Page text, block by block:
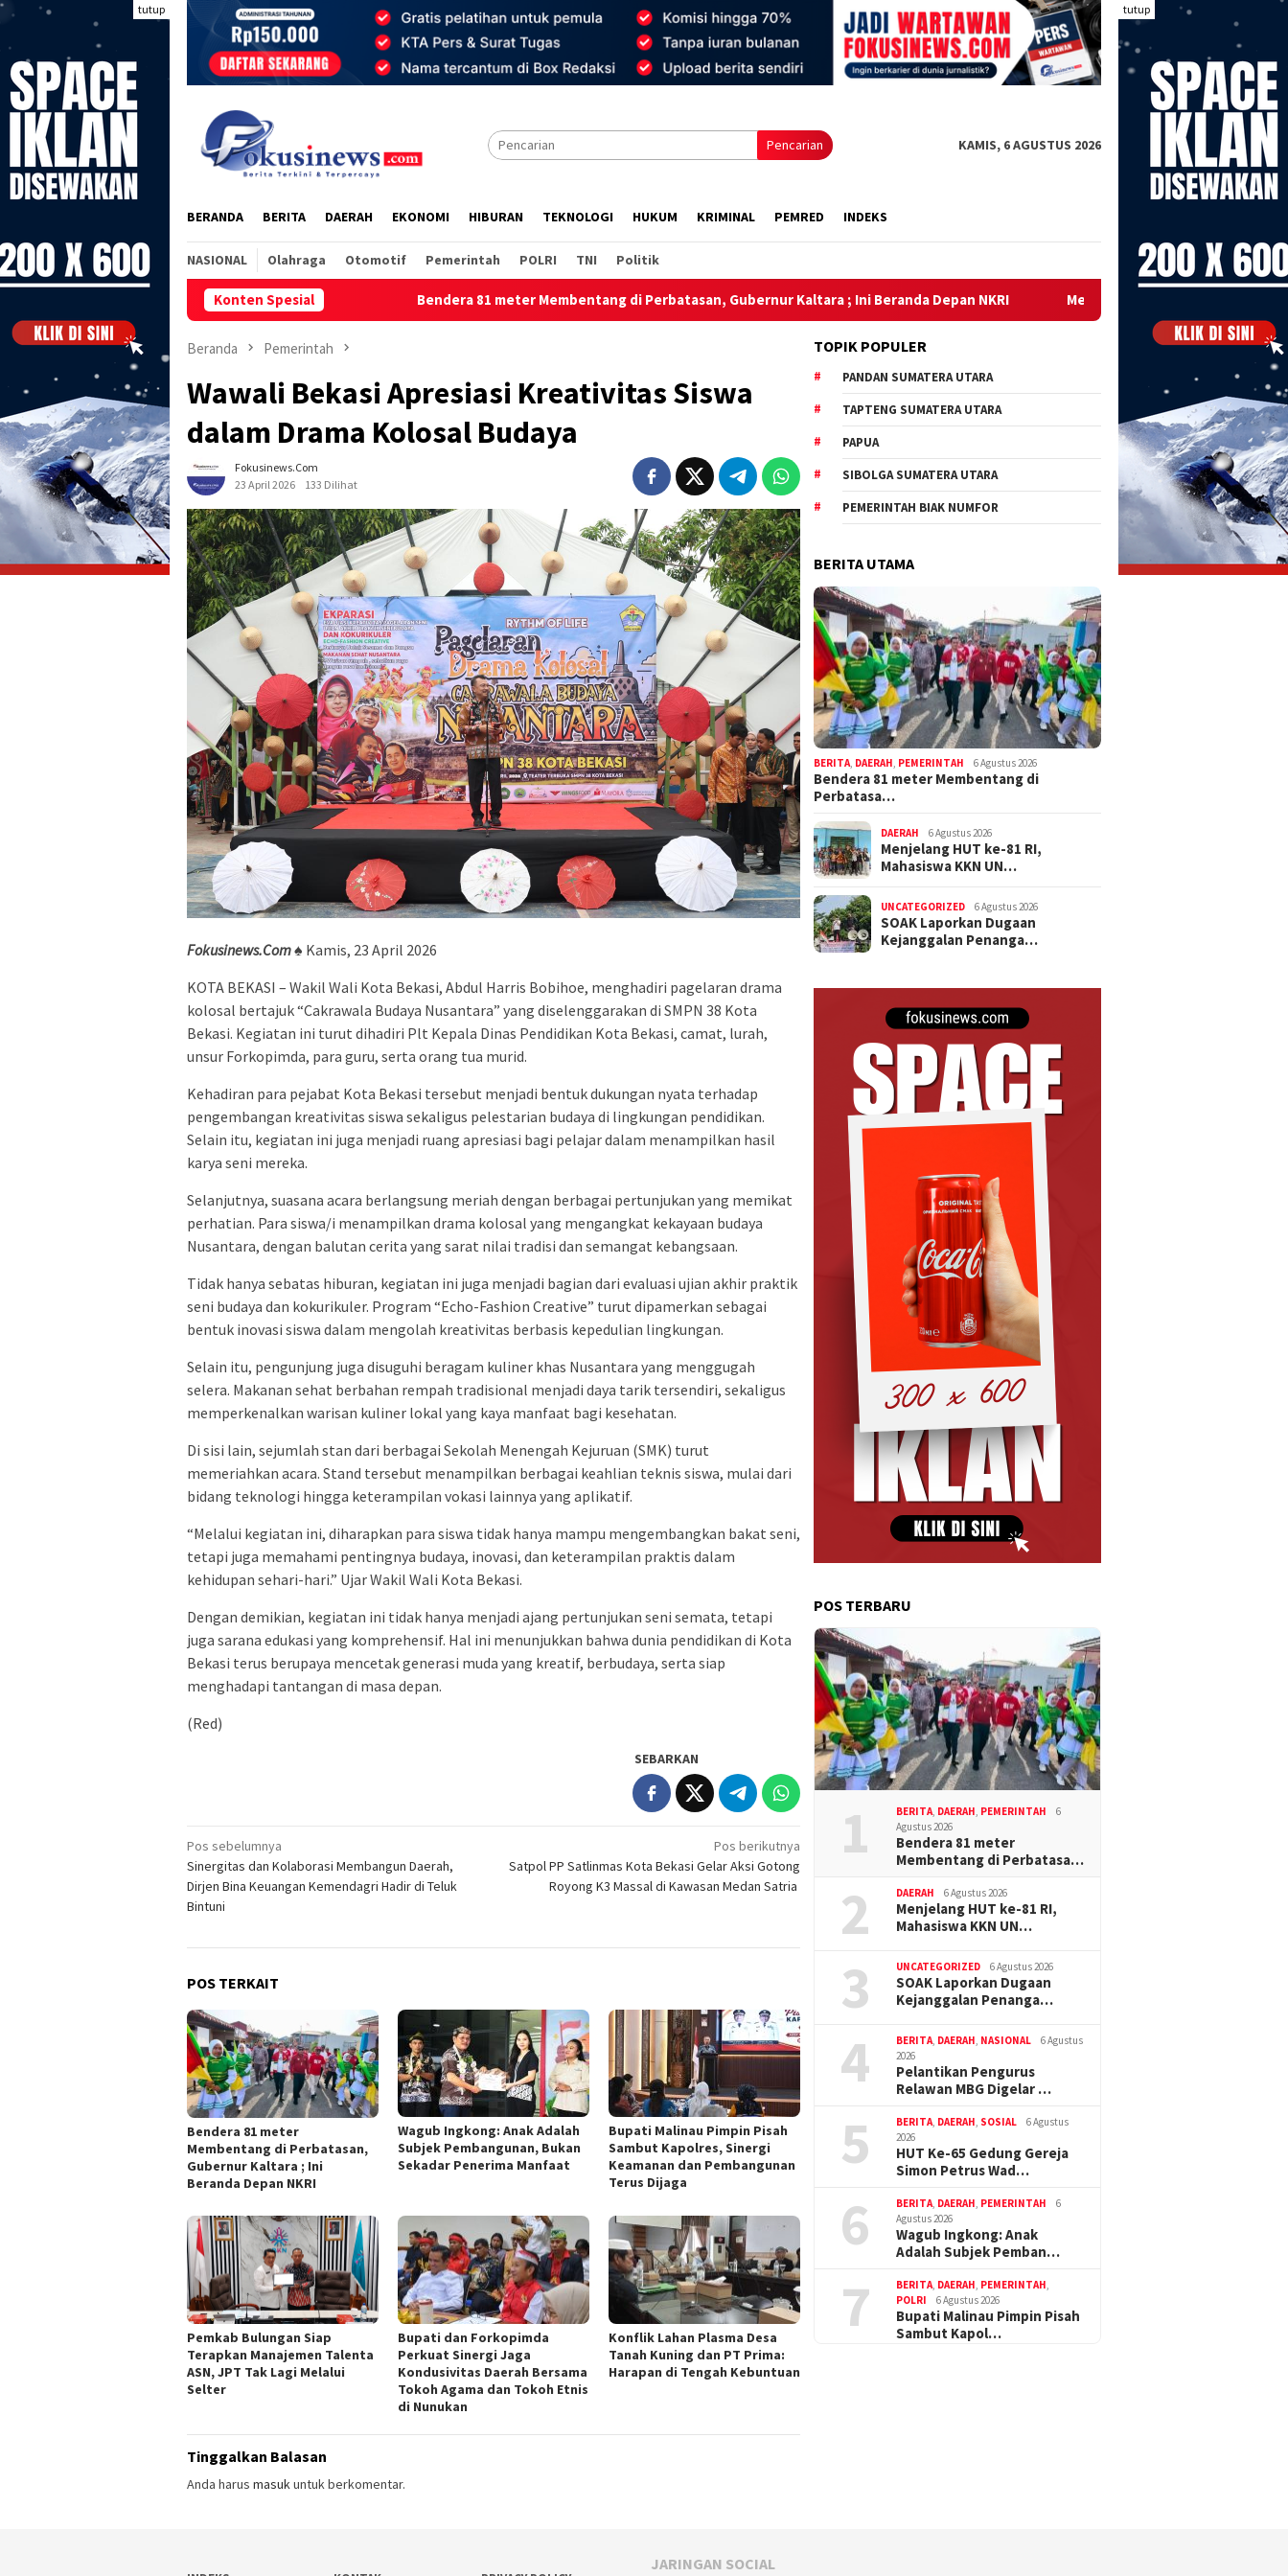
Loncat
konten
tutup tutup
Pencarian KAMIS, 6 AGUSTUS 2026
BERANDA BERITA DAERAH EKONOMI HIBURAN TEKNOLOGI HUKUM KRIMINAL PEMRED INDEKS
NASIONAL Olahraga Otomotif Pemerintah POLRI TNI Politik
Konten SpesialBendera 81 meter Membentang di Perbatasan, Gubernur Kaltara ; Ini Beranda Depan NKRI Menjelang HUT ke-81 RI, Mahasiswa KKN
Beranda Pemerintah
Wawali Bekasi Apresiasi Kreativitas Siswa
dalam Drama Kolosal Budaya
Fokusinews.com
23 April 2026
133 Dilihat
Fokusinews.Com♠ Kamis, 23 April 2026
KOTA BEKASI – Wakil Wali Kota Bekasi, Abdul Harris Bobihoe, menghadiri pagelaran drama
kolosal bertajuk “Cakrawala Budaya Nusantara” yang diselenggarakan di SMPN 38 Kota
Bekasi. Kegiatan ini turut dihadiri Plt Kepala Dinas Pendidikan Kota Bekasi, camat, lurah,
unsur Forkopimda, para guru, serta orang tua murid.
Kehadiran para pejabat Kota Bekasi tersebut menjadi bentuk dukungan nyata terhadap
pengembangan kreativitas siswa sekaligus pelestarian budaya di lingkungan pendidikan.
Selain itu, kegiatan ini juga menjadi ruang apresiasi bagi pelajar dalam menampilkan hasil
karya seni mereka.
Selanjutnya, suasana acara berlangsung meriah dengan berbagai pertunjukan yang memikat
perhatian. Para siswa/i menampilkan drama kolosal yang mengangkat kekayaan budaya
Nusantara, dengan balutan cerita yang sarat nilai tradisi dan semangat kebangsaan.
Tidak hanya sebatas hiburan, kegiatan ini juga menjadi bagian dari evaluasi ujian akhir praktik
seni budaya dan kokurikuler. Program “Echo-Fashion Creative” turut dipamerkan sebagai
bentuk inovasi siswa dalam mengolah kreativitas berbasis kepedulian lingkungan.
Selain itu, pengunjung juga disuguhi beragam kuliner khas Nusantara yang menggugah
selera. Makanan sehat berbahan rempah tradisional menjadi daya tarik tersendiri, sekaligus
memperkenalkan warisan kuliner lokal yang kaya manfaat bagi kesehatan.
Di sisi lain, sejumlah stan dari berbagai Sekolah Menengah Kejuruan (SMK) turut
memeriahkan acara. Stand tersebut menampilkan berbagai keahlian teknis siswa, mulai dari
bidang teknologi hingga keterampilan vokasi lainnya yang aplikatif.
“Melalui kegiatan ini, diharapkan para siswa tidak hanya mampu mengembangkan bakat seni,
tetapi juga memahami pentingnya budaya, inovasi, dan keterampilan praktis dalam
kehidupan sehari-hari.” Ujar Wakil Wali Kota Bekasi.
Dengan demikian, kegiatan ini tidak hanya menjadi ajang pertunjukan seni semata, tetapi
juga sarana edukasi yang komprehensif. Hal ini menunjukkan bahwa dunia pendidikan di Kota
Bekasi terus berupaya mencetak generasi muda yang kreatif, berbudaya, serta siap
menghadapi tantangan di masa depan.
(Red)
SEBARKAN
Navigasi
pos
Pos sebelumnya
Sinergitas dan Kolaborasi Membangun Daerah,
Dirjen Bina Keuangan Kemendagri Hadir di Teluk
Bintuni
Pos berikutnya
Satpol PP Satlinmas Kota Bekasi Gelar Aksi Gotong
Royong K3 Massal di Kawasan Medan Satria ‎
POS TERKAIT
Bendera 81 meter
Membentang di Perbatasan,
Gubernur Kaltara ; Ini
Beranda Depan NKRI
Wagub Ingkong: Anak Adalah
Subjek Pembangunan, Bukan
Sekadar Penerima Manfaat
Bupati Malinau Pimpin Pisah
Sambut Kapolres, Sinergi
Keamanan dan Pembangunan
Terus Dijaga
Pemkab Bulungan Siap
Terapkan Manajemen Talenta
ASN, JPT Tak Lagi Melalui
Selter
Bupati dan Forkopimda
Perkuat Sinergi Jaga
Kondusivitas Daerah Bersama
Tokoh Agama dan Tokoh Etnis
di Nunukan
Konflik Lahan Plasma Desa
Tanah Kuning dan PT Prima:
Harapan di Tengah Kebuntuan
Tinggalkan Balasan
Anda harus masuk untuk berkomentar.
TOPIK POPULER
PANDAN SUMATERA UTARA
TAPTENG SUMATERA UTARA
PAPUA
SIBOLGA SUMATERA UTARA
PEMERINTAH BIAK NUMFOR
BERITA UTAMA
BERITA, DAERAH, PEMERINTAH 6 Agustus 2026
Bendera 81 meter Membentang di
Perbatasa…
DAERAH 6 Agustus 2026
Menjelang HUT ke-81 RI,
Mahasiswa KKN UN…
UNCATEGORIZED 6 Agustus 2026
SOAK Laporkan Dugaan
Kejanggalan Penanga…
POS TERBARU
1 BERITA, DAERAH, PEMERINTAH
6
Agustus 2026
Bendera 81 meter
Membentang di Perbatasa…
2 DAERAH 6 Agustus 2026
Menjelang HUT ke-81 RI,
Mahasiswa KKN UN…
3 UNCATEGORIZED 6 Agustus 2026
SOAK Laporkan Dugaan
Kejanggalan Penanga…
4 BERITA, DAERAH, NASIONAL
6 Agustus
2026
Pelantikan Pengurus
Relawan MBG Digelar …
5 BERITA, DAERAH, SOSIAL
6 Agustus
2026
HUT Ke-65 Gedung Gereja
Simon Petrus Wad…
6 BERITA, DAERAH, PEMERINTAH
6
Agustus 2026
Wagub Ingkong: Anak
Adalah Subjek Pemban…
7 BERITA, DAERAH, PEMERINTAH,
POLRI
6 Agustus 2026
Bupati Malinau Pimpin Pisah
Sambut Kapol…
JARINGAN SOCIAL